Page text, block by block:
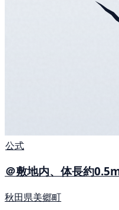
公式
＠敷地内、体長約
秋田県美郷町